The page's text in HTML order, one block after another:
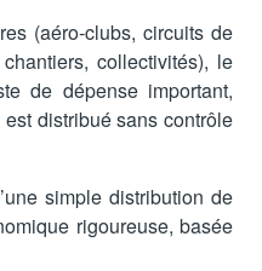
(aéro-clubs, circuits de
collectivités), le
de dépense important,
distribué sans contrôle
simple distribution de
rigoureuse, basée